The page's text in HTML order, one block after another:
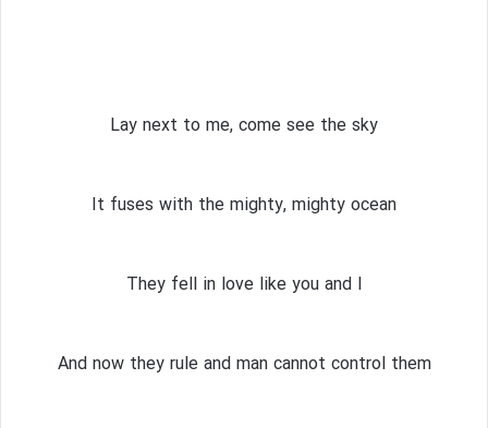
Lay next to me, come see the sky
It fuses with the mighty, mighty ocean
They fell in love like you and I
And now they rule and man cannot control them